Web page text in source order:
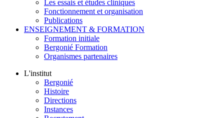
Les essais et études cliniques
Fonctionnement et organisation
Publications
ENSEIGNEMENT & FORMATION
Formation initiale
Bergonié Formation
Organismes partenaires
L'institut
Bergonié
Histoire
Directions
Instances